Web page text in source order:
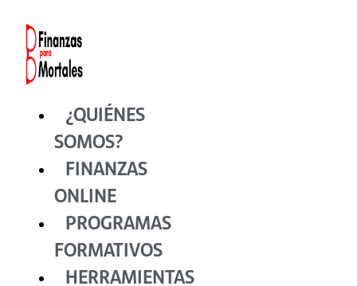
contenido
¿QUIÉNES
SOMOS?
FINANZAS
ONLINE
PROGRAMAS
FORMATIVOS
HERRAMIENTAS